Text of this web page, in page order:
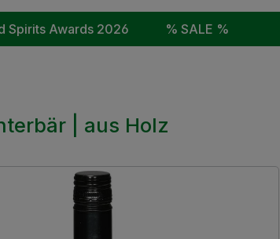
Spirits Awards 2026 % SALE %
| aus Holz